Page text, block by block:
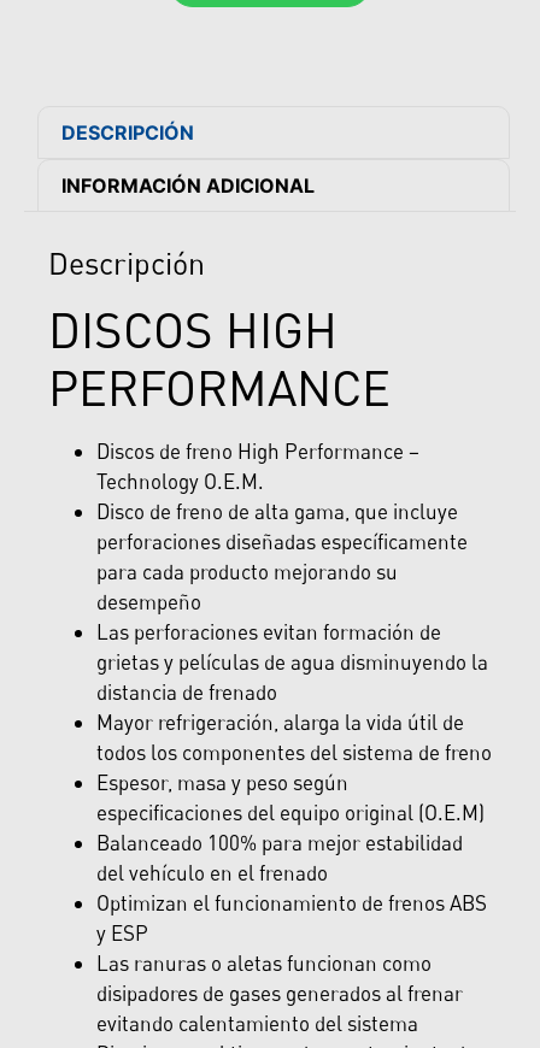
DESCRIPCIÓN
INFORMACIÓN ADICIONAL
Descripción
DISCOS HIGH
PERFORMANCE
Discos de freno High Performance –
Technology O.E.M.
Disco de freno de alta gama, que incluye
perforaciones diseñadas específicamente
para cada producto mejorando su
desempeño
Las perforaciones evitan formación de
grietas y películas de agua disminuyendo la
distancia de frenado
Mayor refrigeración, alarga la vida útil de
todos los componentes del sistema de freno
Espesor, masa y peso según
especificaciones del equipo original (O.E.M)
Balanceado 100% para mejor estabilidad
del vehículo en el frenado
Optimizan el funcionamiento de frenos ABS
y ESP
Las ranuras o aletas funcionan como
disipadores de gases generados al frenar
evitando calentamiento del sistema